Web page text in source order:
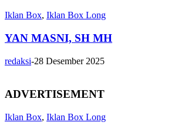
Iklan Box, Iklan Box Long
YAN MASNI, SH MH
redaksi-28 Desember 2025
ADVERTISEMENT
Iklan Box, Iklan Box Long